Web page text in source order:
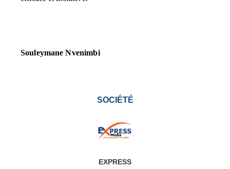
Souleymane Nvenimbi
SOCIÉTÉ
EXPRESS